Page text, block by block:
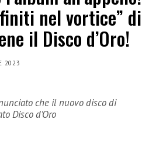
nel vortice” di
il Disco d’Oro!
2023
che il nuovo disco di
Disco d’Oro